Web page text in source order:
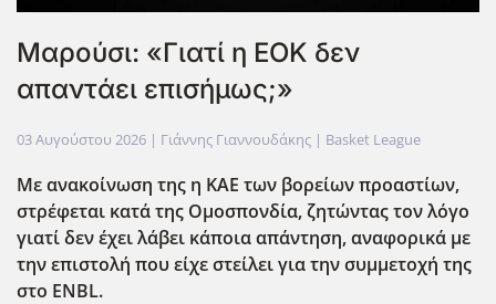
Μαρούσι: «Γιατί η ΕΟΚ δεν
απαντάει επισήμως;»
03 Αυγούστου 2026 | Γιάννης Γιαννουδάκης | Basket League
Με ανακοίνωση της η ΚΑΕ των βορείων προαστίων,
στρέφεται κατά της Ομοσπονδία, ζητώντας τον λόγο
γιατί δεν έχει λάβει κάποια απάντηση, αναφορικά με
την επιστολή που είχε στείλει για την συμμετοχή της
στο ENBL.